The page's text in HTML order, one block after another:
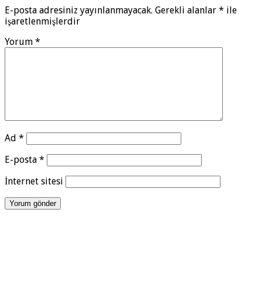
E-posta adresiniz yayınlanmayacak. Gerekli alanlar * ile
işaretlenmişlerdir
Yorum *
Ad *
E-posta *
İnternet sitesi